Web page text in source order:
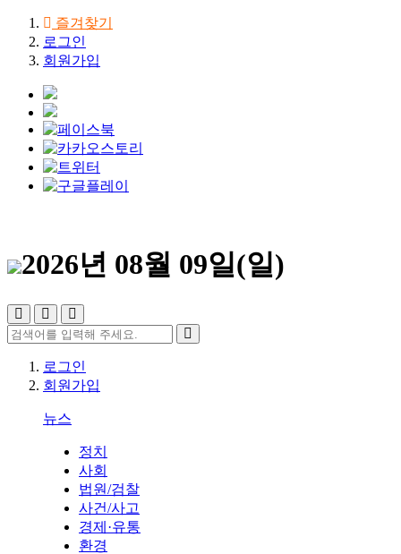
즐겨찾기
로그인
회원가입
2026년 08월 09일(일)
로그인
회원가입
뉴스
정치
사회
법원/검찰
사건/사고
경제·유통
환경